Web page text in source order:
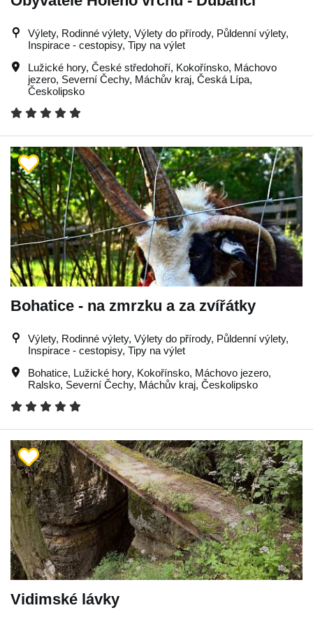
Výlety, Rodinné výlety, Výlety do přírody, Půldenní výlety,
Inspirace - cestopisy, Tipy na výlet
Lužické hory, České středohoří, Kokořínsko, Máchovo
jezero, Severní Čechy, Máchův kraj, Česká Lípa,
Českolipsko
Bohatice - na zmrzku a za zvířátky
Výlety, Rodinné výlety, Výlety do přírody, Půldenní výlety,
Inspirace - cestopisy, Tipy na výlet
Bohatice, Lužické hory, Kokořínsko, Máchovo jezero,
Ralsko, Severní Čechy, Máchův kraj, Českolipsko
Vidimské lávky